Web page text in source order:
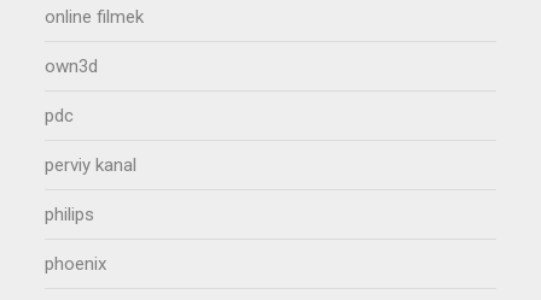
online filmek
own3d
pdc
perviy kanal
philips
phoenix